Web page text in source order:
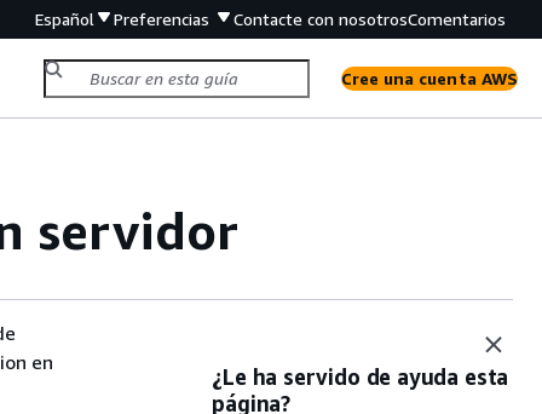
Español Preferencias Contacte con nosotrosComentarios
Cree una cuenta AWS
servidor
en
¿Le ha servido de ayuda esta
página?